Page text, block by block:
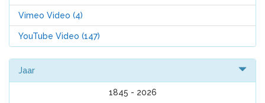
Vimeo Video (4)
YouTube Video (147)
Jaar
1845 - 2026